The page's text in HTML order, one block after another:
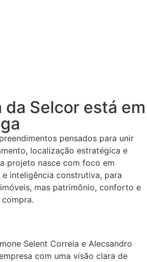
da Selcor está em
pensados para unir
localização estratégica e
projeto nasce com foco em
inteligência construtiva, para
mas patrimônio, conforto e
Selent Correia e Alecsandro
com uma visão clara de